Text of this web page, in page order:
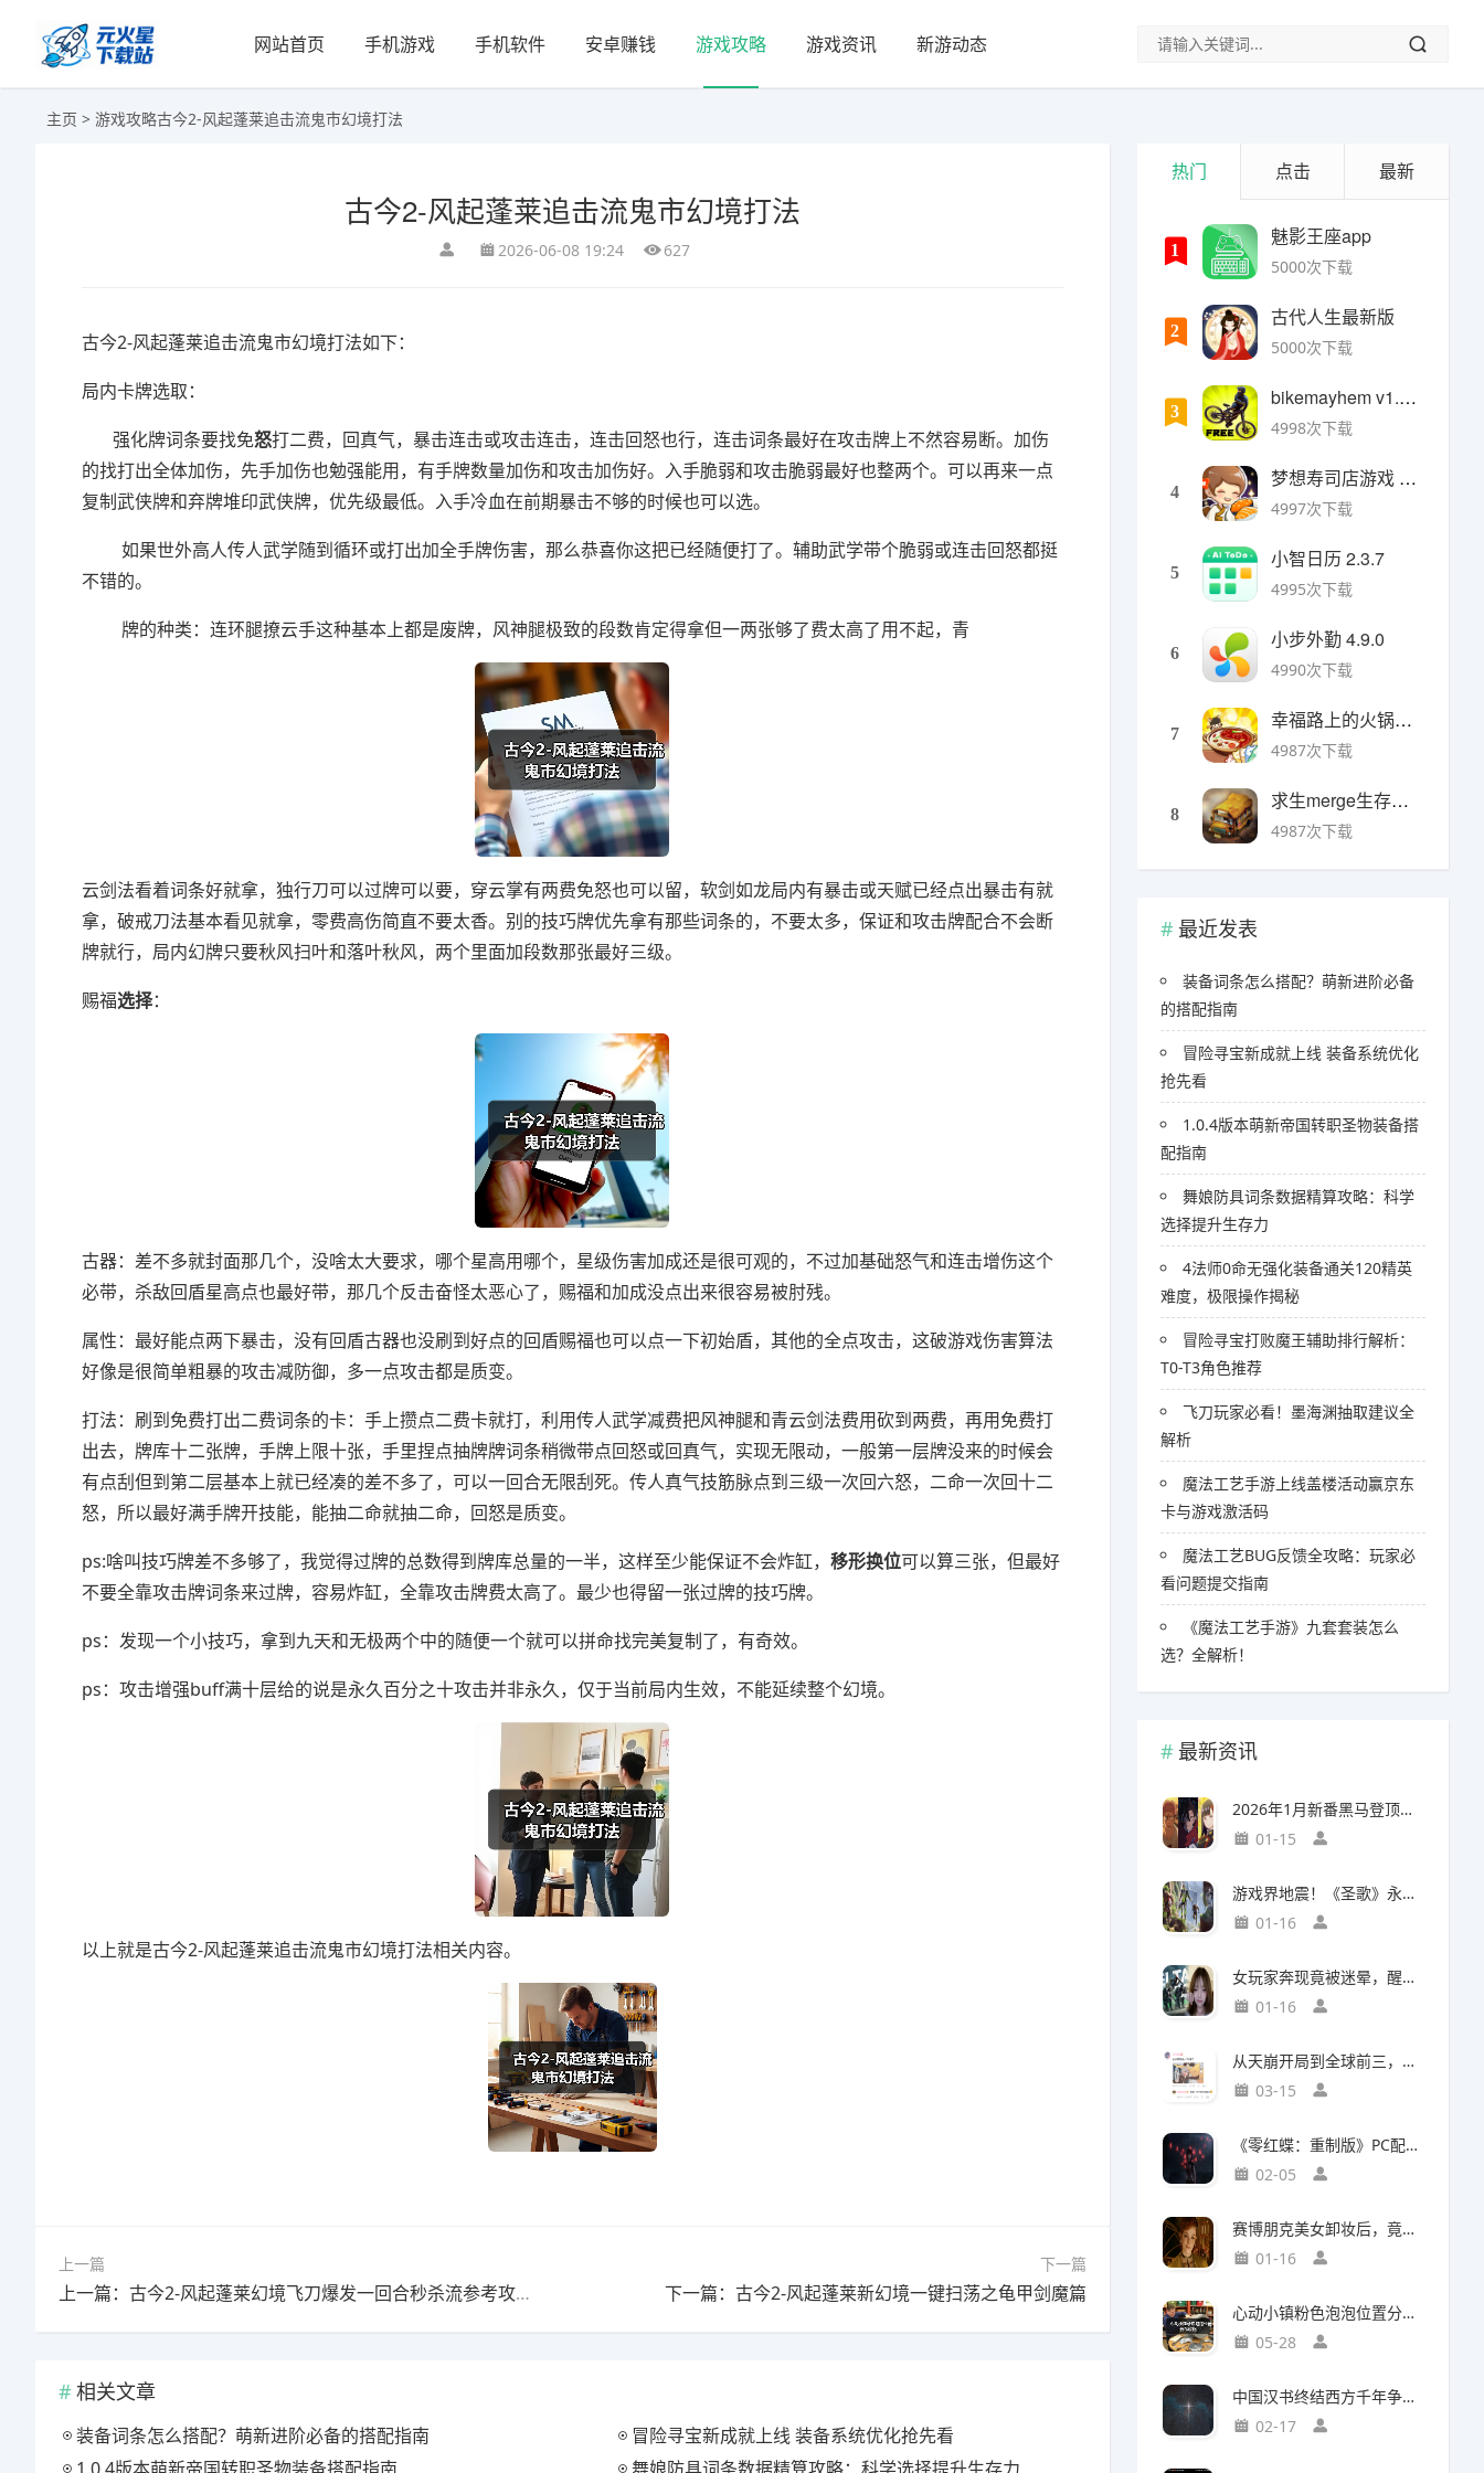
网站首页 手机游戏 手机软件 安卓赚钱 游戏攻略 游戏资讯 新游动态
主页 > 游戏攻略古今2-风起蓬莱追击流鬼市幻境打法
古今2-风起蓬莱追击流鬼市幻境打法
2026-06-08 19:24 627
古今2-风起蓬莱追击流鬼市幻境打法如下：
局内卡牌选取：
强化牌词条要找免怒打二费，回真气，暴击连击或攻击连击，连击回怒也行，连击词条最好在攻击牌上不然容易断。加伤
的找打出全体加伤，先手加伤也勉强能用，有手牌数量加伤和攻击加伤好。入手脆弱和攻击脆弱最好也整两个。可以再来一点
复制武侠牌和弃牌堆印武侠牌，优先级最低。入手冷血在前期暴击不够的时候也可以选。
如果世外高人传人武学随到循环或打出加全手牌伤害，那么恭喜你这把已经随便打了。辅助武学带个脆弱或连击回怒都挺
不错的。
牌的种类：连环腿撩云手这种基本上都是废牌，风神腿极致的段数肯定得拿但一两张够了费太高了用不起，青
云剑法看着词条好就拿，独行刀可以过牌可以要，穿云掌有两费免怒也可以留，软剑如龙局内有暴击或天赋已经点出暴击有就
拿，破戒刀法基本看见就拿，零费高伤简直不要太香。别的技巧牌优先拿有那些词条的，不要太多，保证和攻击牌配合不会断
牌就行，局内幻牌只要秋风扫叶和落叶秋风，两个里面加段数那张最好三级。
赐福选择：
古器：差不多就封面那几个，没啥太大要求，哪个星高用哪个，星级伤害加成还是很可观的，不过加基础怒气和连击增伤这个
必带，杀敌回盾星高点也最好带，那几个反击奋怪太恶心了，赐福和加成没点出来很容易被肘残。
属性：最好能点两下暴击，没有回盾古器也没刷到好点的回盾赐福也可以点一下初始盾，其他的全点攻击，这破游戏伤害算法
好像是很简单粗暴的攻击减防御，多一点攻击都是质变。
打法：刷到免费打出二费词条的卡：手上攒点二费卡就打，利用传人武学减费把风神腿和青云剑法费用砍到两费，再用免费打
出去，牌库十二张牌，手牌上限十张，手里捏点抽牌牌词条稍微带点回怒或回真气，实现无限动，一般第一层牌没来的时候会
有点刮但到第二层基本上就已经凑的差不多了，可以一回合无限刮死。传人真气技筋脉点到三级一次回六怒，二命一次回十二
怒，所以最好满手牌开技能，能抽二命就抽二命，回怒是质变。
ps:啥叫技巧牌差不多够了，我觉得过牌的总数得到牌库总量的一半，这样至少能保证不会炸缸， 移形换位可以算三张，但最好
不要全靠攻击牌词条来过牌，容易炸缸，全靠攻击牌费太高了。最少也得留一张过牌的技巧牌。
ps：发现一个小技巧，拿到九天和无极两个中的随便一个就可以拼命找完美复制了，有奇效。
ps：攻击增强buff满十层给的说是永久百分之十攻击并非永久，仅于当前局内生效，不能延续整个幻境。
以上就是古今2-风起蓬莱追击流鬼市幻境打法相关内容。
上一篇
上一篇：古今2-风起蓬莱幻境飞刀爆发一回合秒杀流参考攻略
下一篇
下一篇：古今2-风起蓬莱新幻境一键扫荡之龟甲剑魔篇
相关文章
装备词条怎么搭配？萌新进阶必备的搭配指南
冒险寻宝新成就上线 装备系统优化抢先看
热门 点击 最新
1
魅影王座app
5000次下载
2
古代人生最新版
5000次下载
3
bikemayhem v1.6.2安卓版
4998次下载
4
梦想寿司店游戏 v4.14.1安卓版
4997次下载
5
小智日历 2.3.7
4995次下载
6
小步外勤 4.9.0
4990次下载
7
幸福路上的火锅店官方版 v5.3.5安卓版
4987次下载
8
求生merge生存之地手机版 v1.48.0安卓版
4987次下载
最近发表
装备词条怎么搭配？萌新进阶必备
的搭配指南
冒险寻宝新成就上线 装备系统优化
抢先看
1.0.4版本萌新帝国转职圣物装备搭
配指南
舞娘防具词条数据精算攻略：科学
选择提升生存力
4法师0命无强化装备通关120精英
难度，极限操作揭秘
冒险寻宝打败魔王辅助排行解析：
T0-T3角色推荐
飞刀玩家必看！墨海渊抽取建议全
解析
魔法工艺手游上线盖楼活动赢京东
卡与游戏激活码
魔法工艺BUG反馈全攻略：玩家必
看问题提交指南
《魔法工艺手游》九套套装怎么
选？全解析！
最新资讯
2026年1月新番黑马登顶，竟然力压《咒术回战》拿下第一
01-15
游戏界地震！《圣歌》永久停服，《生化9》海报震撼亮相
01-16
女玩家奔现竟被迷晕，醒来后价值千万的游戏装备不翼而飞
01-16
从天崩开局到全球前三，这还是我认识的“少前2”？
03-15
《零红蝶：重制版》PC配置公开：推荐配置RTX2060 1080p/30帧
02-05
赛博朋克美女卸妆后，竟然比浓妆时更惊艳？
01-16
心动小镇粉色泡泡位置分布攻略
05-28
中国汉书终结西方千年争吵：伯利恒之星是真实存在
02-17